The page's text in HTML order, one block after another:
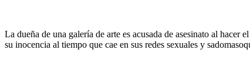
La dueña de una galería de arte es acusada de asesinato al
su inocencia al tiempo que cae en sus redes sexuales y